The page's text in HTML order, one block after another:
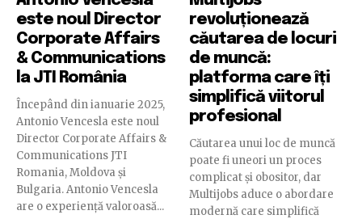
este noul Director
Corporate Affairs
& Communications
la JTI România
Începând din ianuarie 2025,
Antonio Vencesla este noul
Director Corporate Affairs &
Communications JTI
Romania, Moldova și
Bulgaria. Antonio Vencesla
are o experiență valoroasă...
revoluționează
căutarea de locuri
de muncă:
platforma care îți
simplifică viitorul
profesional
Căutarea unui loc de muncă
poate fi uneori un proces
complicat și obositor, dar
Multijobs aduce o abordare
modernă care simplifică